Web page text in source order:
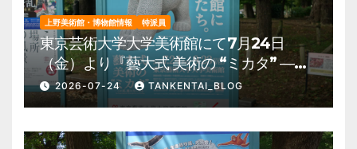
上野美術館・博物館情報 特派員
東京芸術大学大学美術館にて7月24日
（金）より『藝大式 美術の “ミカタ” ―こ
の夏、藝大生になる―』を開催。 上野公
園 美術館・博物館 混雑情報他
2026-07-24 TANKENTAI_BLOG